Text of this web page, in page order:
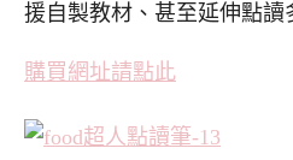
援自製教材、甚至延伸點讀
購買網址請點此